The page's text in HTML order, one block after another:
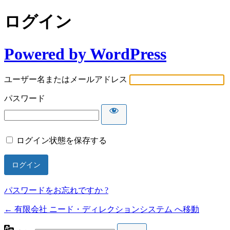
ログイン
Powered by WordPress
ユーザー名またはメールアドレス
パスワード
ログイン状態を保存する
パスワードをお忘れですか ?
← 有限会社 ニード・ディレクションシステム へ移動